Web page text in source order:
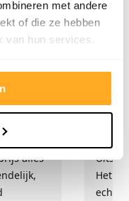
met andere
of die ze hebben
van hun services.
met een 9/10
alles
Het
echt